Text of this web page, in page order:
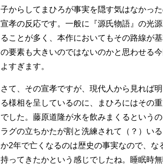
子からしてまひろが事実を隠す気はなかっ
宣孝の反応です。一般に『源氏物語』の光
ることが多く、本作においてもその路線が
の要素も大きいのではないのかと思わせる
よすぎます。
さて、その宣孝ですが、現代人から見れば
る様相を呈しているのに、まひろにはその
でした。藤原道隆が水を飲みまくるという
ラグの立ちかたが割と洗練されて（？）い
か2年で亡くなるのは歴史の事実なので、な
持ってきたかという感じでしたね。睡眠時